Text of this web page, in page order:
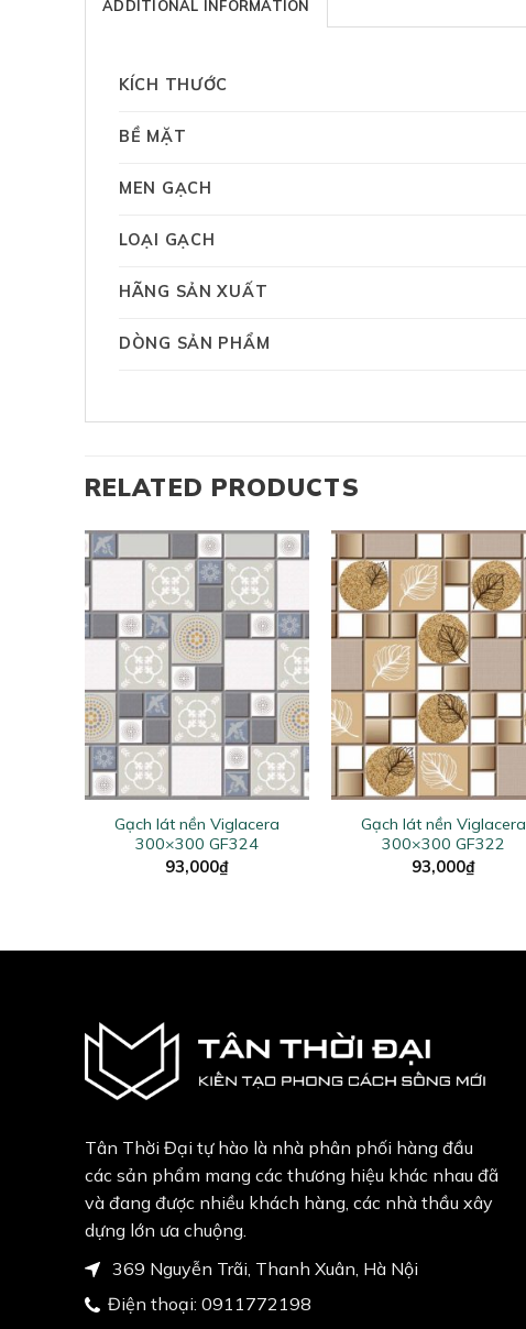
ADDITIONAL INFORMATION
KÍCH THƯỚC
BỀ MẶT
MEN GẠCH
LOẠI GẠCH
HÃNG SẢN XUẤT
DÒNG SẢN PHẨM
RELATED PRODUCTS
+
Gạch lát nền Viglacera
300×300 GF324
93,000₫
Gạch lát nền Viglacera
300×300 GF322
93,000₫
Tân Thời Đại tự hào là nhà phân phối hàng đầu
các sản phẩm mang các thương hiệu khác nhau đã
và đang được nhiều khách hàng, các nhà thầu xây
dựng lớn ưa chuộng.
369 Nguyễn Trãi, Thanh Xuân, Hà Nội
Điện thoại: 0911772198